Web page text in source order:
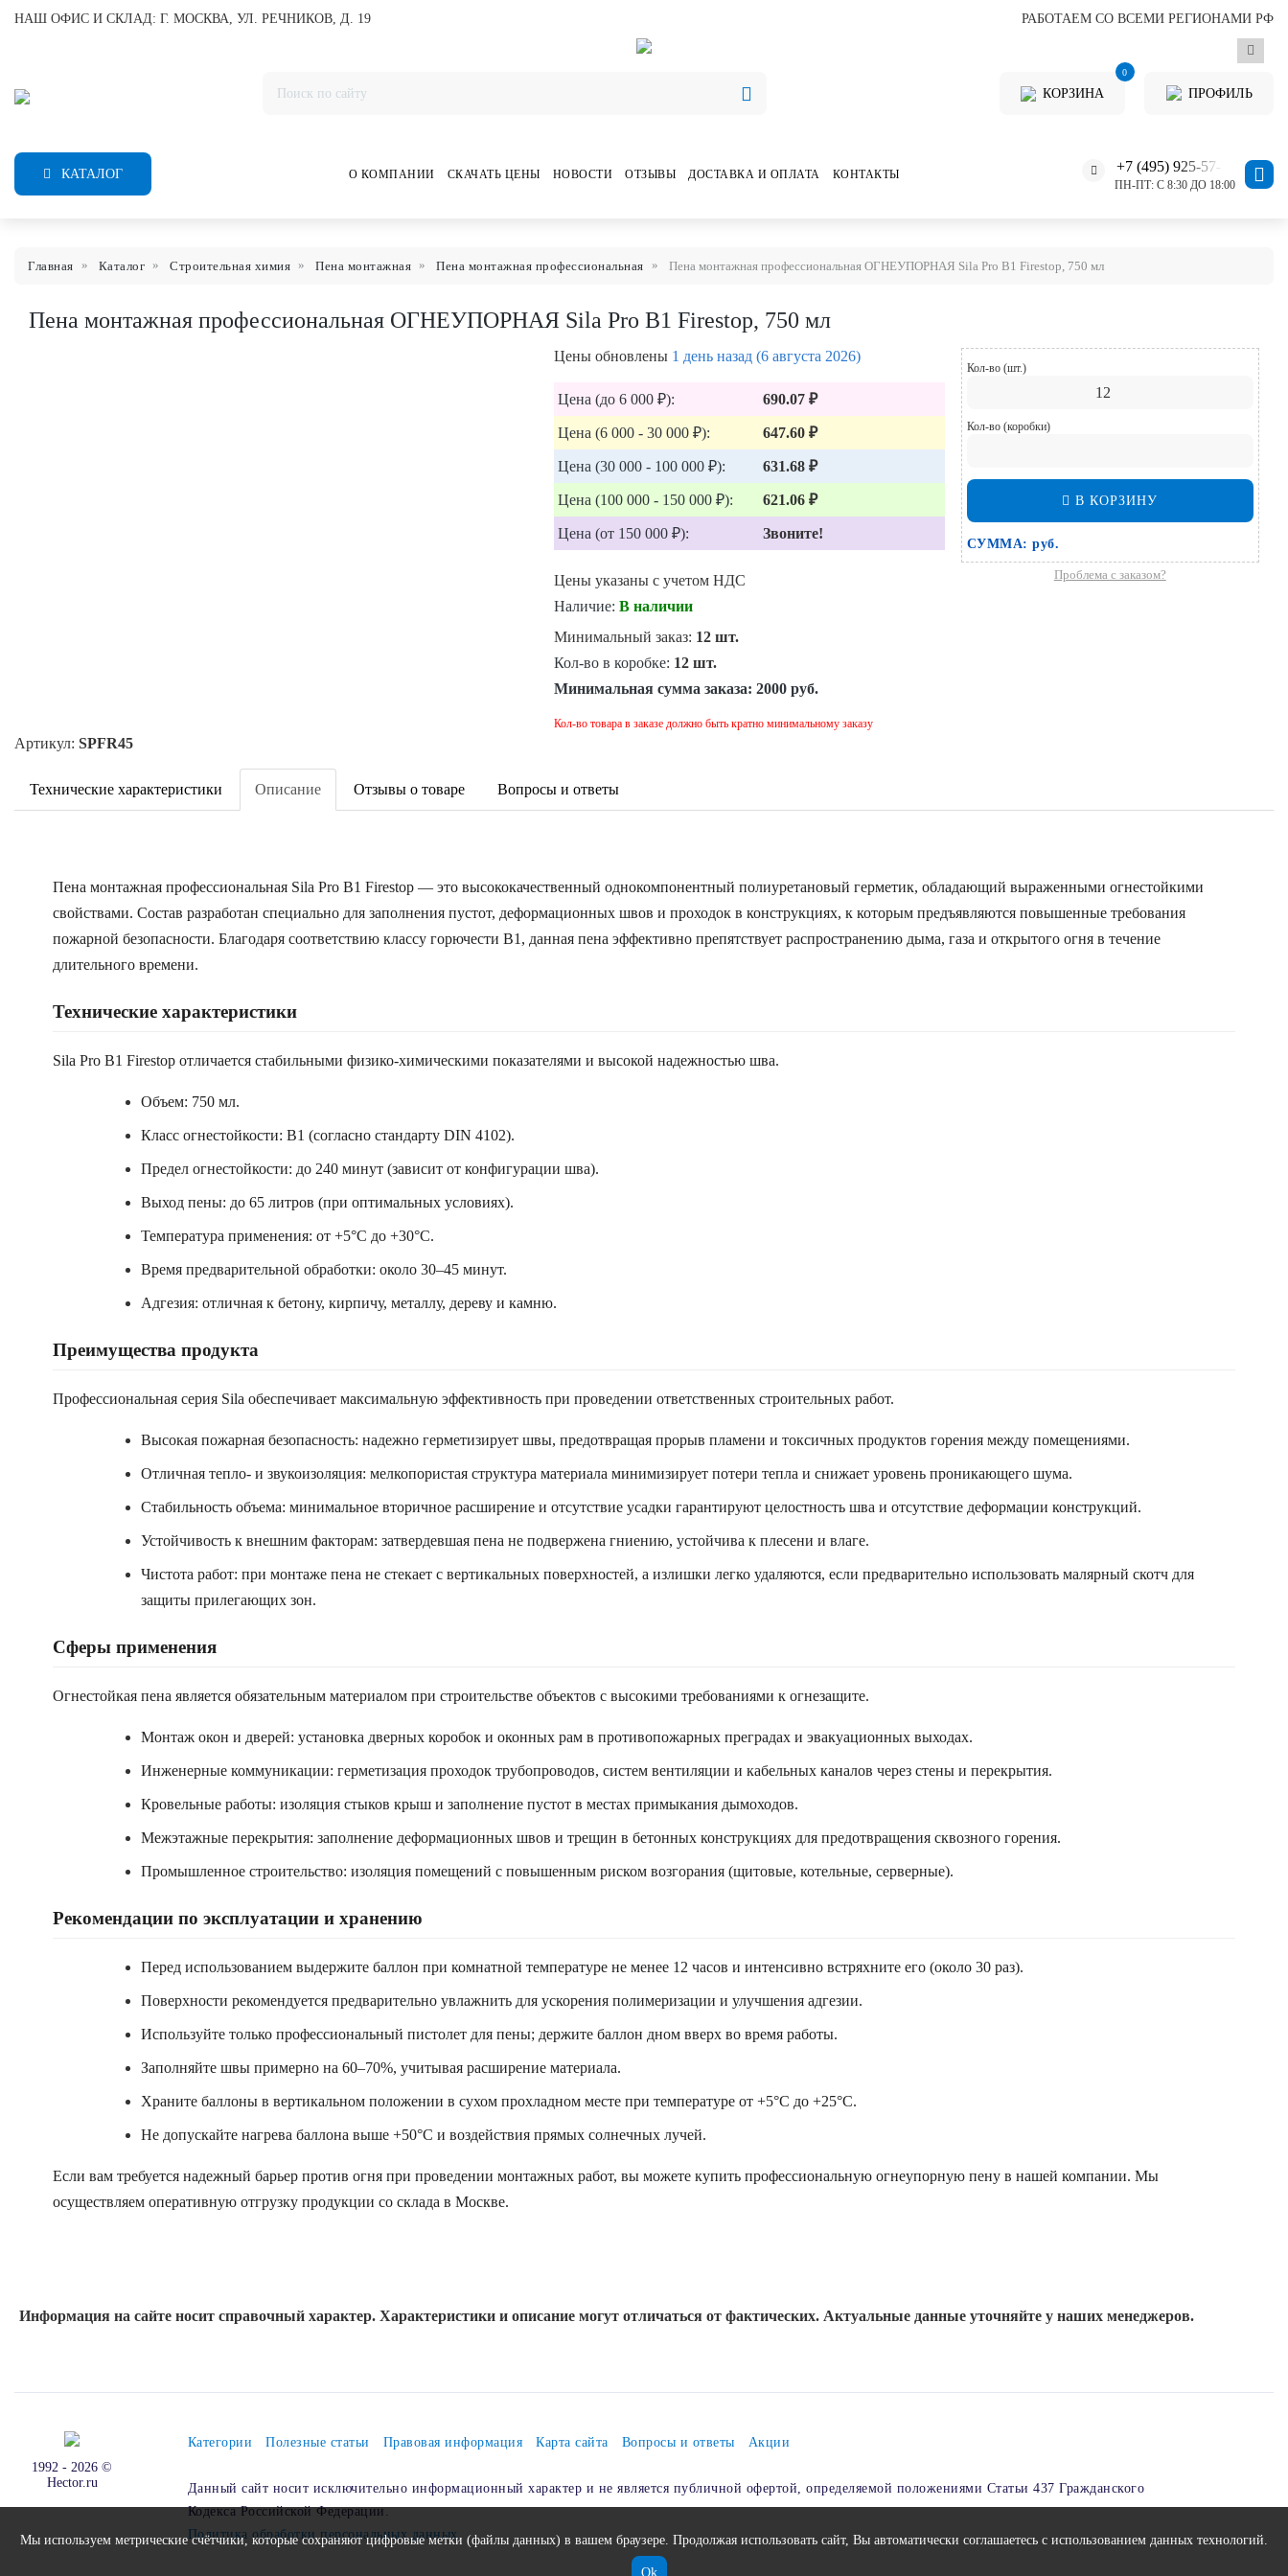
НАШ ОФИС И СКЛАД: Г. МОСКВА, УЛ. РЕЧНИКОВ, Д. 19 РАБОТАЕМ СО ВСЕМИ РЕГИОНАМИ РФ
КОРЗИНА
0
ПРОФИЛЬ
КАТАЛОГ О КОМПАНИИ СКАЧАТЬ ЦЕНЫ НОВОСТИ ОТЗЫВЫ ДОСТАВКА И ОПЛАТА КОНТАКТЫ +7 (495) 925-57-11
ПН-ПТ: С 8:30 ДО 18:00
Главная Каталог Строительная химия Пена монтажная Пена монтажная профессиональная Пена монтажная профессиональная ОГНЕУПОРНАЯ Sila Pro B1 Firestop, 750 мл
Пена монтажная профессиональная ОГНЕУПОРНАЯ Sila Pro B1 Firestop, 750 мл
Цены обновлены 1 день назад (6 августа 2026)
Цена (до 6 000 ₽): 690.07 ₽
Цена (6 000 - 30 000 ₽): 647.60 ₽
Цена (30 000 - 100 000 ₽): 631.68 ₽
Цена (100 000 - 150 000 ₽): 621.06 ₽
Цена (от 150 000 ₽): Звоните!
Цены указаны с учетом НДС
Наличие: В наличии
Минимальный заказ: 12 шт.
Кол-во в коробке: 12 шт.
Минимальная сумма заказа: 2000 руб.
Кол-во товара в заказе должно быть кратно минимальному заказу
Кол-во (шт.)
Кол-во (коробки)
В КОРЗИНУ
СУММА: руб.
Проблема с заказом?
Артикул: SPFR45
Технические характеристики Описание Отзывы о товаре Вопросы и ответы
Пена монтажная профессиональная Sila Pro B1 Firestop — это высококачественный однокомпонентный полиуретановый герметик, обладающий выраженными огнестойкими
свойствами. Состав разработан специально для заполнения пустот, деформационных швов и проходок в конструкциях, к которым предъявляются повышенные требования
пожарной безопасности. Благодаря соответствию классу горючести B1, данная пена эффективно препятствует распространению дыма, газа и открытого огня в течение
длительного времени.
Технические характеристики
Sila Pro B1 Firestop отличается стабильными физико-химическими показателями и высокой надежностью шва.
Объем: 750 мл.
Класс огнестойкости: B1 (согласно стандарту DIN 4102).
Предел огнестойкости: до 240 минут (зависит от конфигурации шва).
Выход пены: до 65 литров (при оптимальных условиях).
Температура применения: от +5°C до +30°C.
Время предварительной обработки: около 30–45 минут.
Адгезия: отличная к бетону, кирпичу, металлу, дереву и камню.
Преимущества продукта
Профессиональная серия Sila обеспечивает максимальную эффективность при проведении ответственных строительных работ.
Высокая пожарная безопасность: надежно герметизирует швы, предотвращая прорыв пламени и токсичных продуктов горения между помещениями.
Отличная тепло- и звукоизоляция: мелкопористая структура материала минимизирует потери тепла и снижает уровень проникающего шума.
Стабильность объема: минимальное вторичное расширение и отсутствие усадки гарантируют целостность шва и отсутствие деформации конструкций.
Устойчивость к внешним факторам: затвердевшая пена не подвержена гниению, устойчива к плесени и влаге.
Чистота работ: при монтаже пена не стекает с вертикальных поверхностей, а излишки легко удаляются, если предварительно использовать малярный скотч для
защиты прилегающих зон.
Сферы применения
Огнестойкая пена является обязательным материалом при строительстве объектов с высокими требованиями к огнезащите.
Монтаж окон и дверей: установка дверных коробок и оконных рам в противопожарных преградах и эвакуационных выходах.
Инженерные коммуникации: герметизация проходок трубопроводов, систем вентиляции и кабельных каналов через стены и перекрытия.
Кровельные работы: изоляция стыков крыш и заполнение пустот в местах примыкания дымоходов.
Межэтажные перекрытия: заполнение деформационных швов и трещин в бетонных конструкциях для предотвращения сквозного горения.
Промышленное строительство: изоляция помещений с повышенным риском возгорания (щитовые, котельные, серверные).
Рекомендации по эксплуатации и хранению
Перед использованием выдержите баллон при комнатной температуре не менее 12 часов и интенсивно встряхните его (около 30 раз).
Поверхности рекомендуется предварительно увлажнить для ускорения полимеризации и улучшения адгезии.
Используйте только профессиональный пистолет для пены; держите баллон дном вверх во время работы.
Заполняйте швы примерно на 60–70%, учитывая расширение материала.
Храните баллоны в вертикальном положении в сухом прохладном месте при температуре от +5°C до +25°C.
Не допускайте нагрева баллона выше +50°C и воздействия прямых солнечных лучей.
Если вам требуется надежный барьер против огня при проведении монтажных работ, вы можете купить профессиональную огнеупорную пену в нашей компании. Мы
осуществляем оперативную отгрузку продукции со склада в Москве.
Информация на сайте носит справочный характер. Характеристики и описание могут отличаться от фактических. Актуальные данные уточняйте у наших менеджеров.
1992 - 2026 ©
Hector.ru
Категории Полезные статьи Правовая информация Карта сайта Вопросы и ответы Акции
Данный сайт носит исключительно информационный характер и не является публичной офертой, определяемой положениями Статьи 437 Гражданского
Кодекса Российской Федерации.
Политика обработки персональных данных
Мы используем метрические счётчики, которые сохраняют цифровые метки (файлы данных) в вашем браузере. Продолжая использовать сайт, Вы автоматически соглашаетесь с использованием данных технологий.
Ok